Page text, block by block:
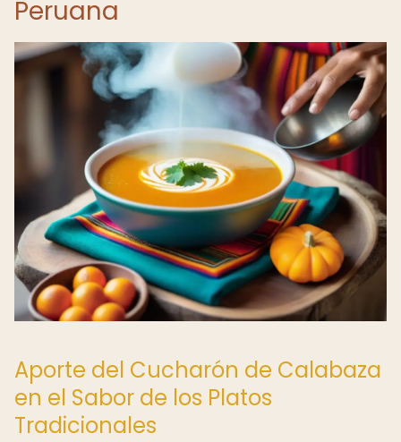
Peruana
Aporte del Cucharón de Calabaza
en el Sabor de los Platos
Tradicionales